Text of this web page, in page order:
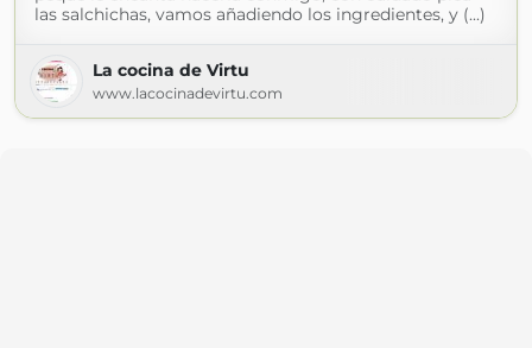
las salchichas, vamos añadiendo los ingredientes, y (...)
La cocina de Virtu
www.lacocinadevirtu.com